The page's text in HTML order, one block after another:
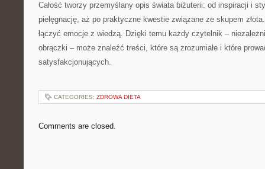
Całość tworzy przemyślany opis świata biżuterii: od inspiracji i
pielęgnację, aż po praktyczne kwestie związane ze skupem
łączyć emocje z wiedzą. Dzięki temu każdy czytelnik –
obrączki – może znaleźć treści, które są zrozumiałe i które
satysfakcjonujących.
CATEGORIES: ZDROWA DIETA
Comments are closed.